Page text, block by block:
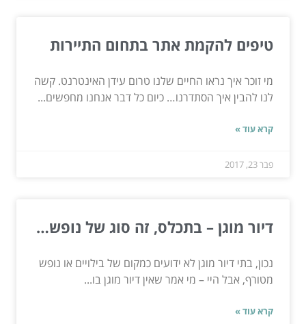
טיפים להקמת אתר בתחום התיירות
מי זוכר איך נראו החיים שלנו טרום עידן האינטרנט. קשה
לנו להבין איך הסתדרנו… כיום כל דבר אנחנו מחפשים...
קרא עוד »
פבר 23, 2017
דיור מוגן – בתכלס, זה סוג של נופש…
נכון, בתי דיור מוגן לא ידועים כמקום של בילויים או נופש
מטורף, אבל היי – מי אמר שאין דיור מוגן בו...
קרא עוד »